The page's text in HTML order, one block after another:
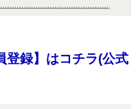
登録】はコチラ(公式